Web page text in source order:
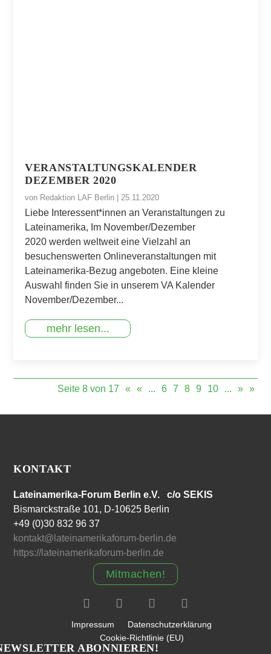
VERANSTALTUNGSKALENDER
DEZEMBER 2020
von Redaktion LAF Berlin | 25.11.2020
Liebe Interessent*innen an Veranstaltungen zu
Lateinamerika, Im November/Dezember
2020 werden weltweit eine Vielzahl an
besuchenswerten Onlineveranstaltungen mit
Lateinamerika-Bezug angeboten. Eine kleine
Auswahl finden Sie in unserem VA Kalender
November/Dezember...
mehr lesen...
Seite 8 von 17 « « ... 6 7 8 9 10 ... » »
KONTAKT
Lateinamerika-Forum Berlin e.V. c/o SEKIS
Bismarckstraße 101, D-10625 Berlin
+49 (0)30 832 96 37
kontakt@lateinamerikaforum-berlin.de
https://lateinamerikaforum-berlin.de
Mitmachen!
Impressum
Datenschutzerklärung
Cookie-Richtlinie (EU)
ABONNIEREN!